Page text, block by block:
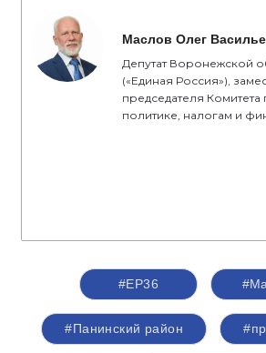
Маслов Олег
Депутат Воронежской
(«Единая Россия»),
председателя
политике, налогам и
#ЕР36
#Панинский район